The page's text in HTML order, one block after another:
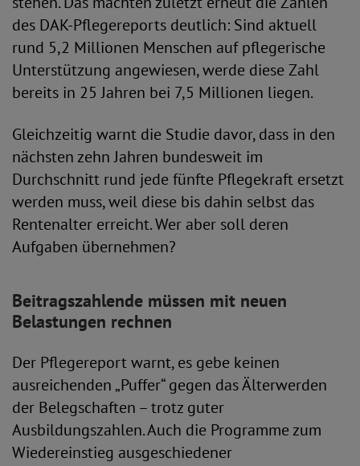
des DAK-Pflegereports deutlich: Sind aktuell
rund 5,2 Millionen Menschen auf pflegerische
Unterstützung angewiesen, werde diese Zahl
bereits in 25 Jahren bei 7,5 Millionen liegen.
Gleichzeitig warnt die Studie davor, dass in den
nächsten zehn Jahren bundesweit im
Durchschnitt rund jede fünfte Pflegekraft ersetzt
werden muss, weil diese bis dahin selbst das
Rentenalter erreicht. Wer aber soll deren
Aufgaben übernehmen?
Beitragszahlende müssen mit neuen
Belastungen rechnen
Der Pflegereport warnt, es gebe keinen
ausreichenden „Puffer“ gegen das Älterwerden
der Belegschaften – trotz guter
Ausbildungszahlen. Auch die Programme zum
Wiedereinstieg ausgeschiedener